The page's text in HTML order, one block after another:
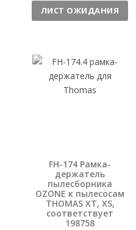
ч
е
в
о
ЛИСТ ОЖИДАНИЯ
FH-174 Рамка-
держатель
пылесборника
OZONE к пылесосам
THOMAS XT, XS,
соответствует
198758